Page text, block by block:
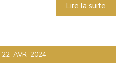
Lire la suite
22 AVR 2024